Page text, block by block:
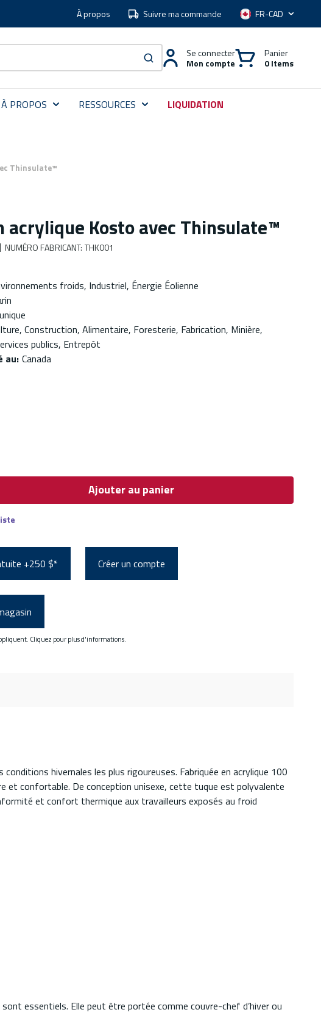
À propos Suivre ma commande Langue
soumettre une recherche
Se connecter
Mon compte
Panier
0 Items
À PROPOS RESSOURCES LIQUIDATION
Thinsulate™
acrylique Kosto avec Thinsulate™
NUMÉRO FABRICANT: THK001
froids, Industriel, Énergie Éolienne
Construction, Alimentaire, Foresterie, Fabrication, Minière,
publics, Entrepôt
au: Canada
Ajouter au panier
+250 $* Créer un compte
Cliquez pour plus d'informations.
hivernales les plus rigoureuses. Fabriquée en acrylique 100
et confortable. De conception unisexe, cette tuque est polyvalente
et confort thermique aux travailleurs exposés au froid
essentiels. Elle peut être portée comme couvre-chef d’hiver ou